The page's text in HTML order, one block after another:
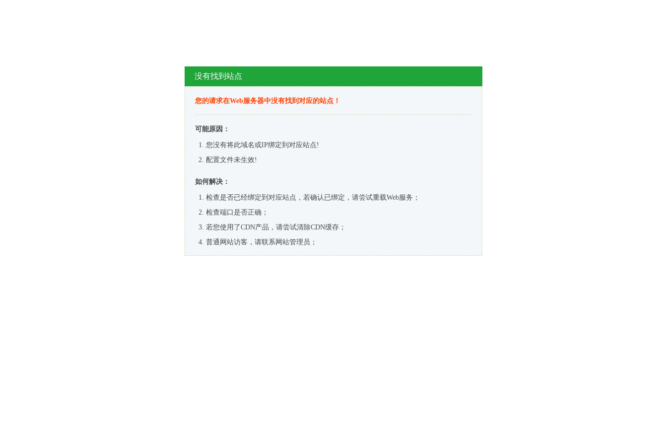
没有找到站点
您的请求在Web服务器中没有找到对应的站点！
可能原因：
您没有将此域名或IP绑定到对应站点!
配置文件未生效!
如何解决：
检查是否已经绑定到对应站点，若确认已绑定，请尝试重载Web服务；
检查端口是否正确；
若您使用了CDN产品，请尝试清除CDN缓存；
普通网站访客，请联系网站管理员；